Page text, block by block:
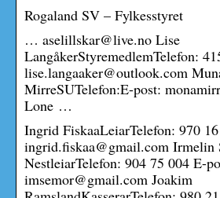
Rogaland SV – Fylkesstyret
… aselillskar@live.no Lise
LangåkerStyremedlemTelefon:
lise.langaaker@outlook.com
MirreSUTelefon:E-post:
Lone …
Ingrid FiskaaLeiarTelefon: 970
ingrid.fiskaa@gmail.com Irmelin
NestleiarTelefon: 904 75 004 E-
imsemor@gmail.com Joakim